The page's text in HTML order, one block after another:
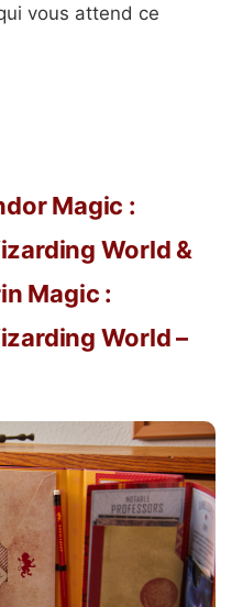
vous attend ce
Magic :
World &
Magic :
World –